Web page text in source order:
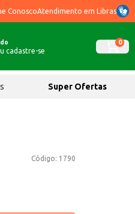
ConoscoAtendimento em Libras
cadastre-se
0
Super Ofertas
Código: 1790